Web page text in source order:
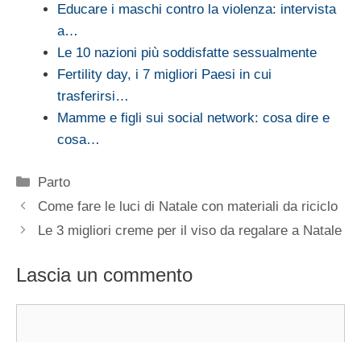
Educare i maschi contro la violenza: intervista
a…
Le 10 nazioni più soddisfatte sessualmente
Fertility day, i 7 migliori Paesi in cui
trasferirsi…
Mamme e figli sui social network: cosa dire e
cosa…
Categorie
Parto
Come fare le luci di Natale con materiali da riciclo
Le 3 migliori creme per il viso da regalare a Natale
Lascia un commento